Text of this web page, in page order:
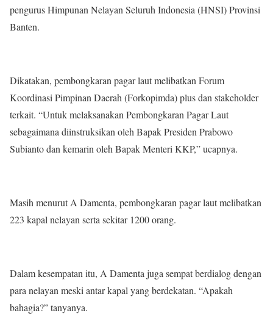
pengurus Himpunan Nelayan Seluruh Indonesia (HNSI) Provinsi
Banten.
Dikatakan, pembongkaran pagar laut melibatkan Forum
Koordinasi Pimpinan Daerah (Forkopimda) plus dan stakeholder
terkait. “Untuk melaksanakan Pembongkaran Pagar Laut
sebagaimana diinstruksikan oleh Bapak Presiden Prabowo
Subianto dan kemarin oleh Bapak Menteri KKP,” ucapnya.
Masih menurut A Damenta, pembongkaran pagar laut melibatkan
223 kapal nelayan serta sekitar 1200 orang.
Dalam kesempatan itu, A Damenta juga sempat berdialog dengan
para nelayan meski antar kapal yang berdekatan. “Apakah
bahagia?” tanyanya.